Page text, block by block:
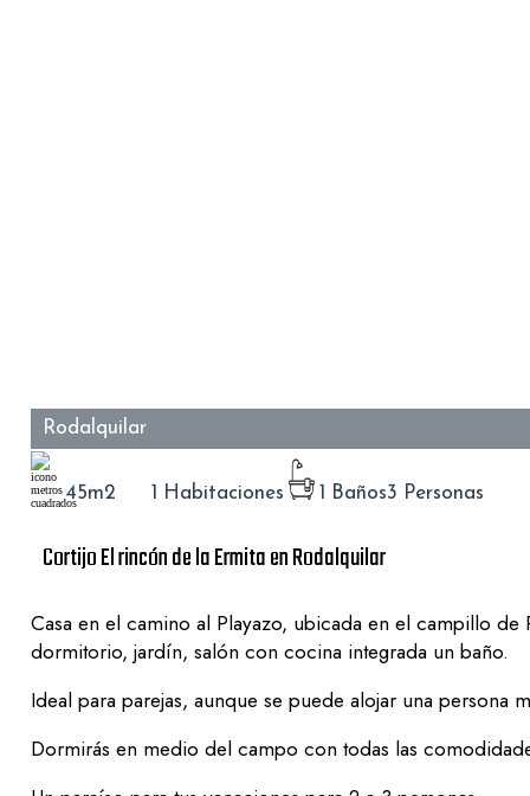
Rodalquilar
45m2 1 Habitaciones 1 Baños3 Personas
Cortijo El rincón de la Ermita en Rodalquilar
Casa en el camino al Playazo, ubicada en el campillo
dormitorio, jardín, salón con cocina integrada un baño.
Ideal para parejas, aunque se puede alojar una persona
Dormirás en medio del campo con todas las